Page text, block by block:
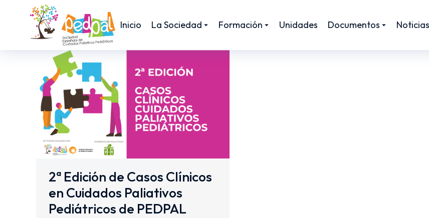
Inicio La Sociedad Formación Unidades Documentos Noticias
2ª Edición de Casos Clínicos
en Cuidados Paliativos
Pediátricos de PEDPAL